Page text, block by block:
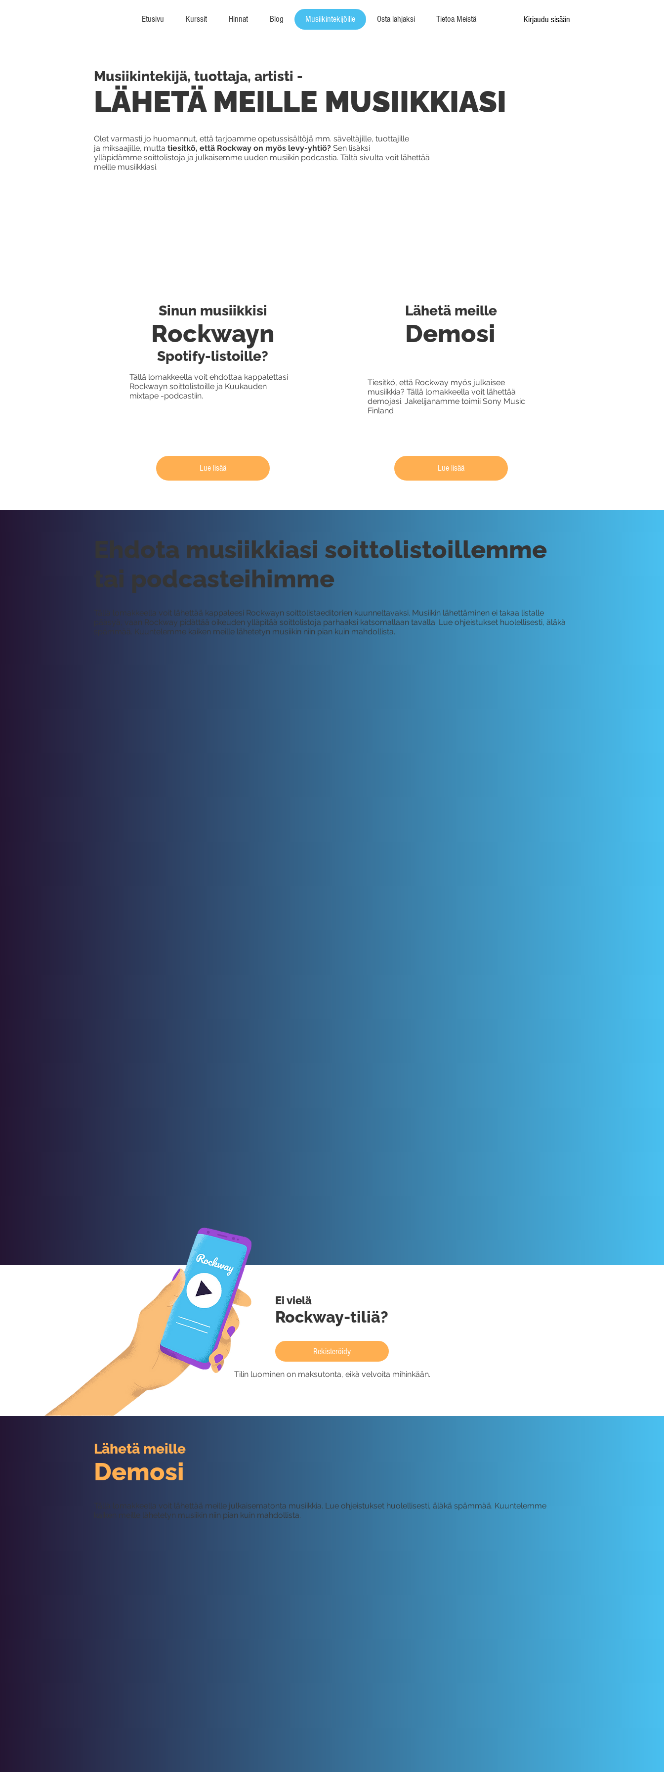
Etusivu Kurssit Hinnat Blog Musiikintekijöille Osta lahjaksi Tietoa Meistä Kirjaudu sisään
Sinun musiikkisi
Rockwayn
Spotify-listoille?
Tällä lomakkeella voit ehdottaa kappalettasi
Rockwayn soittolistoille ja Kuukauden
mixtape -podcastiin.
Lue lisää
Lähetä meille
Demosi
Tiesitkö, että Rockway myös julkaisee
musiikkia? Tällä lomakkeella voit lähettää
demojasi. Jakelijanamme toimii Sony Music
Finland
Lue lisää
Tällä lomakkeella voit lähettää kappaleesi Rockwayn soittolistaeditorien kuunneltavaksi. Musiikin lähettäminen ei takaa listalle
pääsyä, vaan Rockway pidättää oikeuden ylläpitää soittolistoja parhaaksi katsomallaan tavalla. Lue ohjeistukset huolellisesti, äläkä
spämmää. Kuuntelemme kaiken meille lähetetyn musiikin niin pian kuin mahdollista.
Ehdota musiikkiasi soittolistoillemme
tai podcasteihimme
Tällä lomakkeella voit lähettää meille julkaisematonta musiikkia. Lue ohjeistukset huolellisesti, äläkä spämmää. Kuuntelemme
kaiken meille lähetetyn musiikin niin pian kuin mahdollista.
Lähetä meille
Demosi
Ei vielä
Rockway-tiliä?
Rekisteröidy
Tilin luominen on maksutonta, eikä velvoita mihinkään.
LÄHETÄ MEILLE MUSIIKKIASI
Musiikintekijä, tuottaja, artisti -
Olet varmasti jo huomannut, että tarjoamme opetussisältöjä mm. säveltäjille, tuottajille
ja miksaajille, mutta tiesitkö, että Rockway on myös levy-yhtiö? Sen lisäksi
ylläpidämme soittolistoja ja julkaisemme uuden musiikin podcastia. Tältä sivulta voit lähettää
meille musiikkiasi.